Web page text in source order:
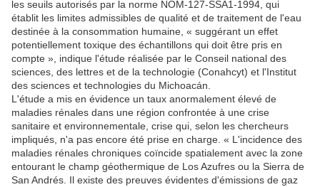
les seuils autorisés par la norme NOM-127-SSA1-1994, qui
établit les limites admissibles de qualité et de traitement de l'eau
destinée à la consommation humaine, « suggérant un effet
potentiellement toxique des échantillons qui doit être pris en
compte », indique l'étude réalisée par le Conseil national des
sciences, des lettres et de la technologie (Conahcyt) et l'Institut
des sciences et technologies du Michoacán.
L'étude a mis en évidence un taux anormalement élevé de
maladies rénales dans une région confrontée à une crise
sanitaire et environnementale, crise qui, selon les chercheurs
impliqués, n'a pas encore été prise en charge. « L'incidence des
maladies rénales chroniques coïncide spatialement avec la zone
entourant le champ géothermique de Los Azufres ou la Sierra de
San Andrés. Il existe des preuves évidentes d'émissions de gaz